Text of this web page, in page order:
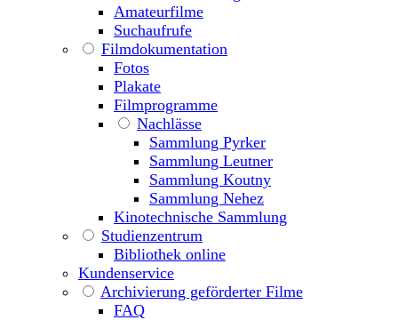
Amateurfilme
Suchaufrufe
Filmdokumentation
Fotos
Plakate
Filmprogramme
Nachlässe
Sammlung Pyrker
Sammlung Leutner
Sammlung Koutny
Sammlung Nehez
Kinotechnische Sammlung
Studienzentrum
Bibliothek online
Kundenservice
Archivierung geförderter Filme
FAQ